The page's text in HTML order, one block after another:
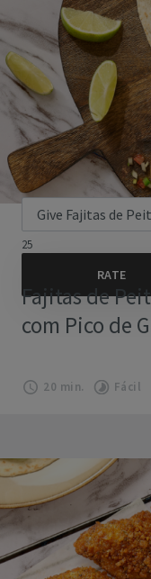
25
Fajitas de
com Pico de
20 min. Fácil